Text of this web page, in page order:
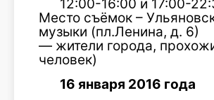
12:00-16:00 и 17:00-
Место съёмок –
музыки (пл.Ленина, д. 6)
— жители города,
человек)
16 января 2016 года